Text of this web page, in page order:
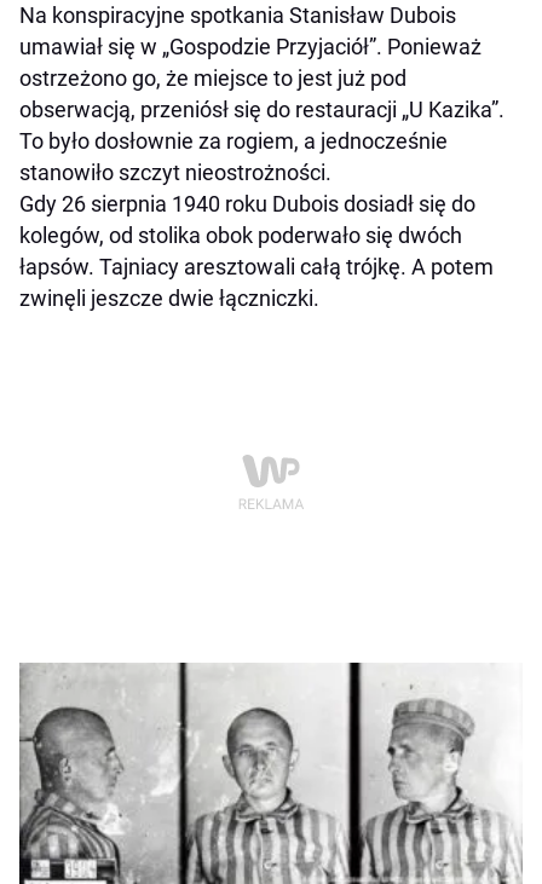
Na konspiracyjne spotkania Stanisław Dubois
umawiał się w „Gospodzie Przyjaciół”. Ponieważ
ostrzeżono go, że miejsce to jest już pod
obserwacją, przeniósł się do restauracji „U Kazika”.
To było dosłownie za rogiem, a jednocześnie
stanowiło szczyt nieostrożności.
Gdy 26 sierpnia 1940 roku Dubois dosiadł się do
kolegów, od stolika obok poderwało się dwóch
łapsów. Tajniacy aresztowali całą trójkę. A potem
zwinęli jeszcze dwie łączniczki.